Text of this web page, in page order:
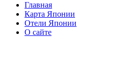
Главная
Карта Японии
Отели Японии
О сайте